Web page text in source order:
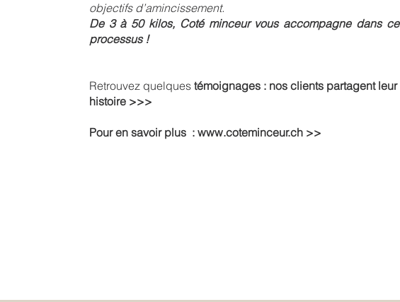
objectifs d’amincissement.
De 3 à 50 kilos, Coté minceur vous accompagne dans ce
processus !
Retrouvez quelques témoignages : nos clients partagent leur
histoire >>>
Pour en savoir plus : www.coteminceur.ch >>